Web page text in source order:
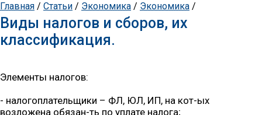
Главная / Статьи / Экономика / Экономика /
Виды налогов и сборов, их
классификация.
Элементы налогов:
- налогоплательщики – ФЛ, ЮЛ, ИП, на кот-ых
возложена обязан-ть по уплате налога;